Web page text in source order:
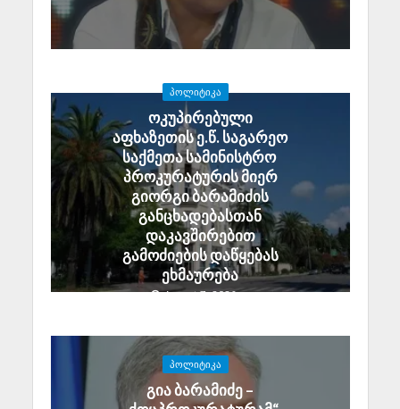
ᲞᲝᲚᲘᲢᲘᲙᲐ
ოკუპირებული
აფხაზეთის ე.წ. საგარეო
საქმეთა სამინისტრო
პროკურატურის მიერ
გიორგი ბარამიძის
განცხადებასთან
დაკავშირებით
გამოძიების დაწყებას
ეხმაურება
August 7, 2026
ᲞᲝᲚᲘᲢᲘᲙᲐ
გია ბარამიძე –